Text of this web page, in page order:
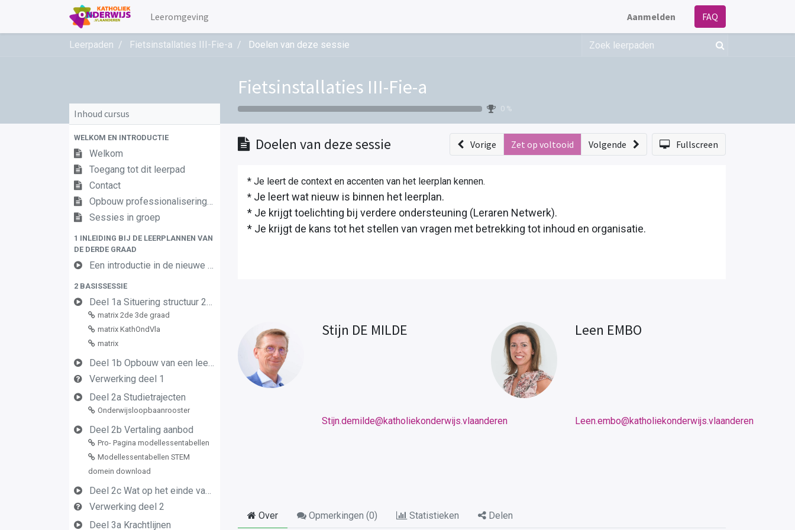
Leeromgeving Aanmelden FAQ
Leerpaden Fietsinstallaties III-Fie-a Doelen van deze sessie
Fietsinstallaties III-Fie-a
0 %
Inhoud cursus
WELKOM EN INTRODUCTIE
Welkom
Toegang tot dit leerpad
Contact
Opbouw professionaliseringstraject
Sessies in groep
1 INLEIDING BIJ DE LEERPLANNEN VAN
DE DERDE GRAAD
Een introductie in de nieuwe leerplannen van de derde graad
2 BASISSESSIE
Deel 1a Situering structuur 2de en 3de graad
matrix 2de 3de graad
matrix KathOndVla
matrix
Deel 1b Opbouw van een leerplan vormingsconcept
Verwerking deel 1
Deel 2a Studietrajecten
Onderwijsloopbaanrooster
Deel 2b Vertaling aanbod
Pro- Pagina modellessentabellen
Modellessentabellen STEM
domein download
Deel 2c Wat op het einde van de graad
Verwerking deel 2
Deel 3a Krachtlijnen
Doelen van deze sessie Vorige Zet op voltooid Volgende Fullscreen
* Je leert de context en accenten van het leerplan kennen.
* Je leert wat nieuw is binnen het leerplan.
* Je krijgt toelichting bij verdere ondersteuning (Leraren Netwerk).
* Je krijgt de kans tot het stellen van vragen met betrekking tot inhoud en organisatie.
Stijn DE MILDE
Stijn.demilde@katholiekonderwijs.vlaanderen
Leen EMBO
Leen.embo@katholiekonderwijs.vlaanderen
Over Opmerkingen (0) Statistieken Delen